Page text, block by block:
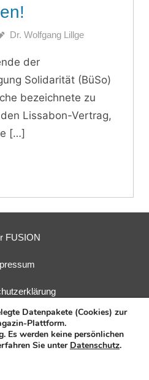
Dr. Wolfgang Lillge
der
Solidarität (BüSo)
bezeichnete zu
Lissabon-Vertrag,
FUSION
Forum e. V.| Verlag:E.I.R.
Datenpakete (Cookies) zur
Plattform.
Es werden keine persönlichen
Sie unter Datenschutz.
Cookie Banner